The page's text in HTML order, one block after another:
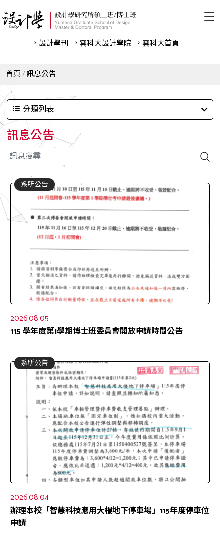
設計學刊 雲科⼤設計學院 雲科⼤首頁
首頁 訊息公告
分類列表
訊息公告
系所公告
2026.08.05
115 學年度第1學期博士班委員會開放申請時間公告
系所公告
2026.08.04
辦理本校「智慧科技應用大樓地下停車場」115年度停車位
申請